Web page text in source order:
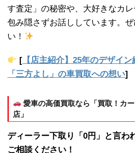
す査定」の秘密や、大好きなカレ
包み隠さずお話ししています。
い！
[ 【店主紹介】25年のデザイ
「三方よし」の車買取への想い]
愛車の高価買取なら「買取！カ
店」
ディーラー下取り「0円」と言わ
ご相談ください！